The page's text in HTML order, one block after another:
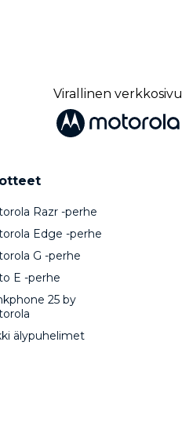
Virallinen verkkosivu
Razr -perhe
Edge -perhe
G -perhe
E -perhe
25 by
älypuhelimet